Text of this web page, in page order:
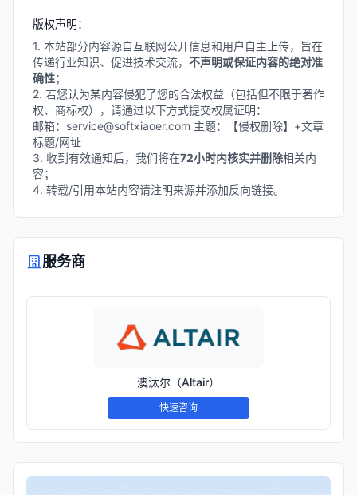
版权声明：
1. 本站部分内容源自互联网公开信息和用户自主上传，旨在
传递行业知识、促进技术交流， 不声明或保证内容的绝对准
确性；
2. 若您认为某内容侵犯了您的合法权益（包括但不限于著作
权、商标权），请通过以下方式提交权属证明：
邮箱：service@softxiaoer.com 主题：【侵权删除】+文章
标题/网址
3. 收到有效通知后，我们将在72小时内核实并删除相关内
容；
4. 转载/引用本站内容请注明来源并添加反向链接。
服务商
澳汰尔（Altair）
快速咨询